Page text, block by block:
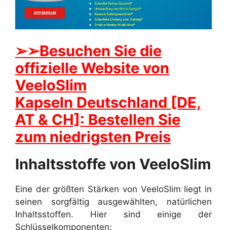
➢➢Besuchen Sie die
offizielle Website von
VeeloSlim
Kapseln Deutschland [DE,
AT & CH]: Bestellen Sie
zum niedrigsten Preis
Inhaltsstoffe von VeeloSlim
Eine der größten Stärken von VeeloSlim liegt in
seinen sorgfältig ausgewählten, natürlichen
Inhaltsstoffen. Hier sind einige der
Schlüsselkomponenten: